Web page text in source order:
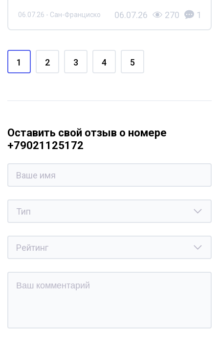
06.07.26 - Сан-Франциско 06.07.26 270 1
1 2 3 4 5
Оставить свой отзыв о номере
+79021125172